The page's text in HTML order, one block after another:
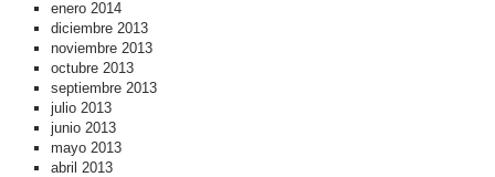
enero 2014
diciembre 2013
noviembre 2013
octubre 2013
septiembre 2013
julio 2013
junio 2013
mayo 2013
abril 2013